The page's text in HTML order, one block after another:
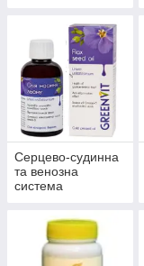
Серцево-судинна
та венозна
система